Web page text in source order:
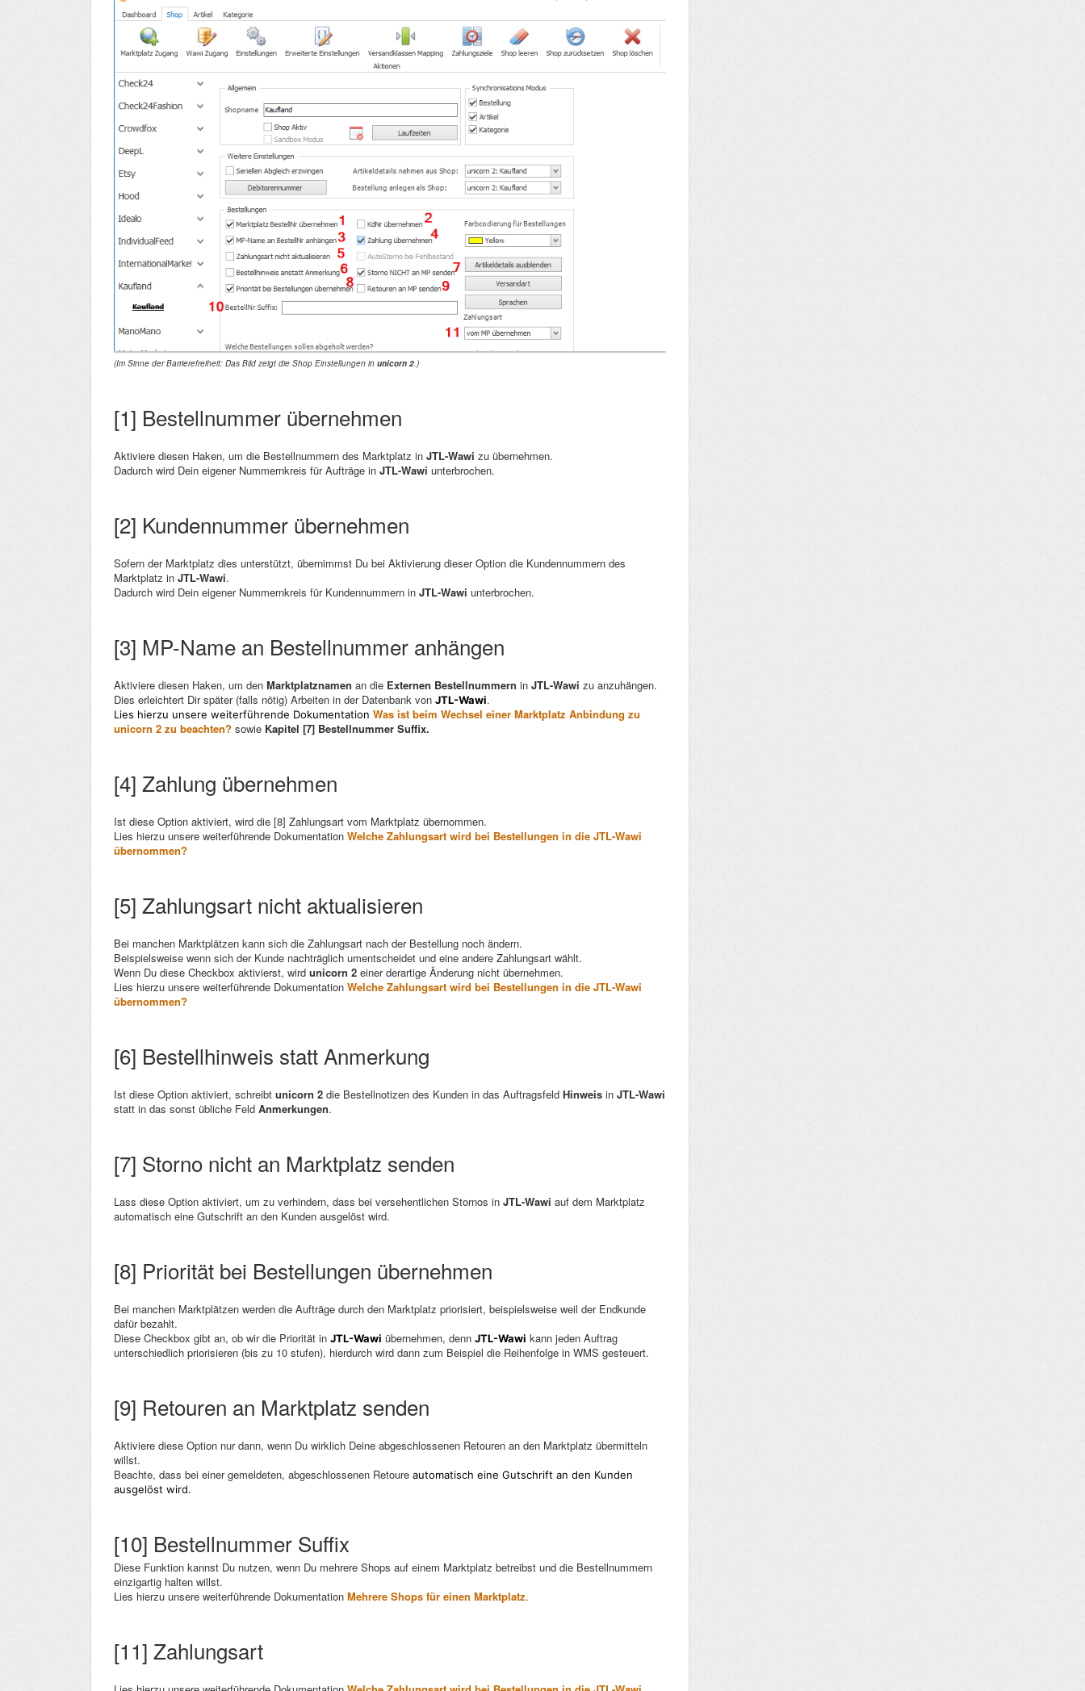
(Im Sinne der Barrierefreiheit: Das Bild zeigt die Shop Einstellungen in unicorn 2 .)
[1] Bestellnummer übernehmen
Aktiviere diesen Haken, um die Bestellnummern des Marktplatz in JTL-Wawi zu übernehmen.
Dadurch wird Dein eigener Nummernkreis für Aufträge in JTL-Wawi unterbrochen.
[2] Kundennummer übernehmen
Sofern der Marktplatz dies unterstützt, übernimmst Du bei Aktivierung dieser Option die Kundennummern des
Marktplatz in JTL-Wawi.
Dadurch wird Dein eigener Nummernkreis für Kundennummern in JTL-Wawi unterbrochen.
[3] MP-Name an Bestellnummer anhängen
Aktiviere diesen Haken, um den Marktplatznamen an die Externen Bestellnummern in JTL-Wawi zu anzuhängen.
Dies erleichtert Dir später (falls nötig) Arbeiten in der Datenbank von JTL-Wawi.
Lies hierzu unsere weiterführende Dokumentation Was ist beim Wechsel einer Marktplatz Anbindung zu
unicorn 2 zu beachten? sowie Kapitel [7] Bestellnummer Suffix.
[4] Zahlung übernehmen
Ist diese Option aktiviert, wird die [8] Zahlungsart vom Marktplatz übernommen.
Lies hierzu unsere weiterführende Dokumentation Welche Zahlungsart wird bei Bestellungen in die JTL-Wawi
übernommen?
[5] Zahlungsart nicht aktualisieren
Bei manchen Marktplätzen kann sich die Zahlungsart nach der Bestellung noch ändern.
Beispielsweise wenn sich der Kunde nachträglich umentscheidet und eine andere Zahlungsart wählt.
Wenn Du diese Checkbox aktivierst, wird unicorn 2 einer derartige Änderung nicht übernehmen.
Lies hierzu unsere weiterführende Dokumentation Welche Zahlungsart wird bei Bestellungen in die JTL-Wawi
übernommen?
[6] Bestellhinweis statt Anmerkung
Ist diese Option aktiviert, schreibt unicorn 2 die Bestellnotizen des Kunden in das Auftragsfeld Hinweis in JTL-Wawi
statt in das sonst übliche Feld Anmerkungen.
[7] Storno nicht an Marktplatz senden
Lass diese Option aktiviert, um zu verhindern, dass bei versehentlichen Stornos in JTL-Wawi auf dem Marktplatz
automatisch eine Gutschrift an den Kunden ausgelöst wird.
[8] Priorität bei Bestellungen übernehmen
Bei manchen Marktplätzen werden die Aufträge durch den Marktplatz priorisiert, beispielsweise weil der Endkunde
dafür bezahlt.
Diese Checkbox gibt an, ob wir die Priorität in JTL-Wawi übernehmen, denn JTL-Wawi kann jeden Auftrag
unterschiedlich priorisieren (bis zu 10 stufen), hierdurch wird dann zum Beispiel die Reihenfolge in WMS gesteuert.
[9] Retouren an Marktplatz senden
Aktiviere diese Option nur dann, wenn Du wirklich Deine abgeschlossenen Retouren an den Marktplatz übermitteln
willst.
Beachte, dass bei einer gemeldeten, abgeschlossenen Retoure automatisch eine Gutschrift an den Kunden
ausgelöst wird.
[10] Bestellnummer Suffix
Diese Funktion kannst Du nutzen, wenn Du mehrere Shops auf einem Marktplatz betreibst und die Bestellnummern
einzigartig halten willst.
Lies hierzu unsere weiterführende Dokumentation Mehrere Shops für einen Marktplatz.
[11] Zahlungsart